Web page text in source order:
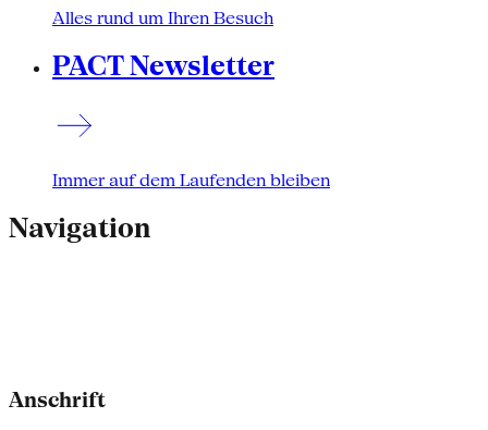
Alles rund um Ihren Besuch
PACT Newsletter
Immer auf dem Laufenden bleiben
Navigation
Anschrift